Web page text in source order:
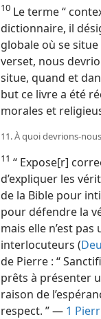
10 Le terme “
dictionnaire, il
globale où se
verset, nous
situe, quand et
but ce livre a été
morales et
11. À quoi devrions-
11 “ Expose[r]
d’expliquer les
de la Bible pour
pour défendre la
mais elle n’est
interlocuteurs (
de Pierre : “
prêts à présenter
raison de
respect. ” — 1